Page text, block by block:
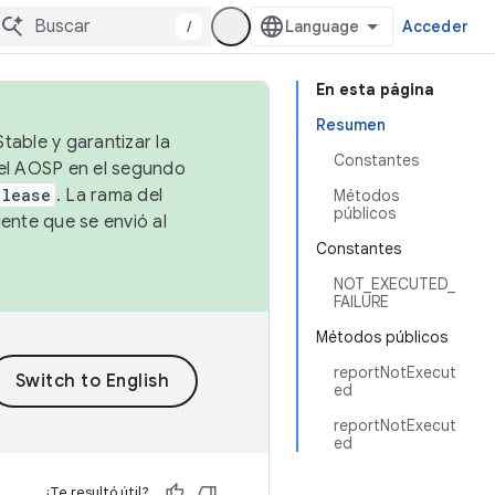
/ Acceder
En esta página
Resumen
Constantes
Métodos
públicos
Constantes
NOT_EXECUTED_
FAILURE
Métodos públicos
reportNotExecut
ed
reportNotExecut
ed
y garantizar la
AOSP en el segundo
. La rama del
que se envió al